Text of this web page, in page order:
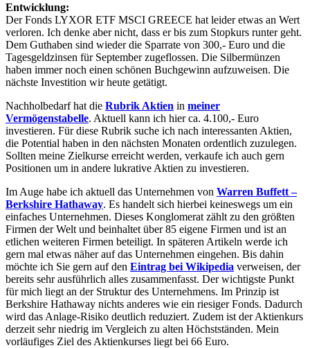
Entwicklung:
Der Fonds LYXOR ETF MSCI GREECE hat leider etwas an Wert
verloren. Ich denke aber nicht, dass er bis zum Stopkurs runter geht.
Dem Guthaben sind wieder die Sparrate von 300,- Euro und die
Tagesgeldzinsen für September zugeflossen. Die Silbermünzen
haben immer noch einen schönen Buchgewinn aufzuweisen. Die
nächste Investition wir heute getätigt.
Nachholbedarf hat die Rubrik Aktien in meiner
Vermögenstabelle. Aktuell kann ich hier ca. 4.100,- Euro
investieren. Für diese Rubrik suche ich nach interessanten Aktien,
die Potential haben in den nächsten Monaten ordentlich zuzulegen.
Sollten meine Zielkurse erreicht werden, verkaufe ich auch gern
Positionen um in andere lukrative Aktien zu investieren.
Im Auge habe ich aktuell das Unternehmen von Warren Buffett –
Berkshire Hathaway. Es handelt sich hierbei keineswegs um ein
einfaches Unternehmen. Dieses Konglomerat zählt zu den größten
Firmen der Welt und beinhaltet über 85 eigene Firmen und ist an
etlichen weiteren Firmen beteiligt. In späteren Artikeln werde ich
gern mal etwas näher auf das Unternehmen eingehen. Bis dahin
möchte ich Sie gern auf den Eintrag bei Wikipedia verweisen, der
bereits sehr ausführlich alles zusammenfasst. Der wichtigste Punkt
für mich liegt an der Struktur des Unternehmens. Im Prinzip ist
Berkshire Hathaway nichts anderes wie ein riesiger Fonds. Dadurch
wird das Anlage-Risiko deutlich reduziert. Zudem ist der Aktienkurs
derzeit sehr niedrig im Vergleich zu alten Höchstständen. Mein
vorläufiges Ziel des Aktienkurses liegt bei 66 Euro.